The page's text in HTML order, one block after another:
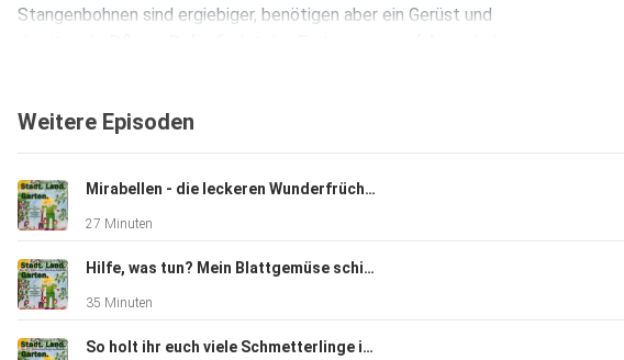
Stangenbohnen sind ergiebiger, benötigen aber ein Gerüst und
Und dann haben wir da noch die Puffbohne oder Ackerbohne, die
eigentlich zu den Wicken zählt und die sehr wetter- und
kältetolerant ist und bereits im Herbst oder sogar im frühen
Frühling ausgesät werden kann.
Dazu kommt, das Bohnen tolle Gründüngungspflanzen sind, weil sie
Weitere Episoden
Mirabellen - die leckeren Wunderfrüchtchen
27 Minuten
Hilfe, was tun? Mein Blattgemüse schießt und blüht!
35 Minuten
So holt ihr euch viele Schmetterlinge in den Garten